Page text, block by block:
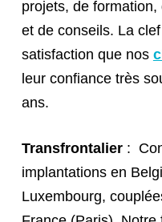
projets, de formation,
et de conseils. La
satisfaction que nos
leur confiance très
ans.
Transfrontalier:
implantations en
Luxembourg,